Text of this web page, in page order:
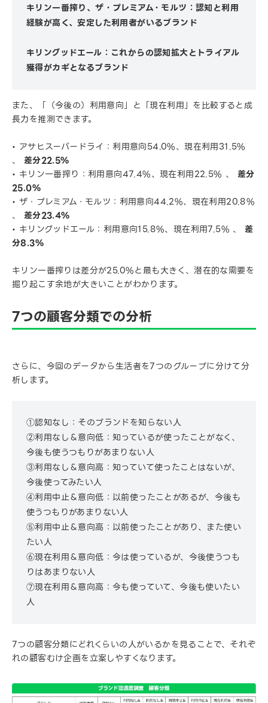
キリン一番搾り、ザ・プレミアム・モルツ：認知と利用
経験が高く、安定した利用者がいるブランド
キリングッドエール：これからの認知拡大とトライアル
獲得がカギとなるブランド
また、「（今後の）利用意向」と「現在利用」を比較すると成
長力を推測できます。
• アサヒスーパードライ：利用意向54.0%、現在利用31.5%
、 差分22.5%
• キリン一番搾り：利用意向47.4%、現在利用22.5% 、 差分
25.0%
• ザ・プレミアム・モルツ：利用意向44.2%、現在利用20.8%
、 差分23.4%
• キリングッドエール：利用意向15.8%、現在利用7.5% 、差
分8.3%
キリン一番搾りは差分が25.0%と最も大きく、潜在的な需要を
掘り起こす余地が大きいことがわかります。
7つの顧客分類での分析
さらに、今回のデータから生活者を7つのグループに分けて分
析します。
①認知なし：そのブランドを知らない人
②利用なし＆意向低：知っているが使ったことがなく、
今後も使うつもりがあまりない人
③利用なし＆意向高：知っていて使ったことはないが、
今後使ってみたい人
④利用中止＆意向低：以前使ったことがあるが、今後も
使うつもりがあまりない人
⑤利用中止＆意向高：以前使ったことがあり、また使い
たい人
⑥現在利用＆意向低：今は使っているが、今後使うつも
りはあまりない人
⑦現在利用＆意向高：今も使っていて、今後も使いたい
人
7つの顧客分類にどれくらいの人がいるかを見ることで、それぞ
れの顧客むけ企画を立案しやすくなります。